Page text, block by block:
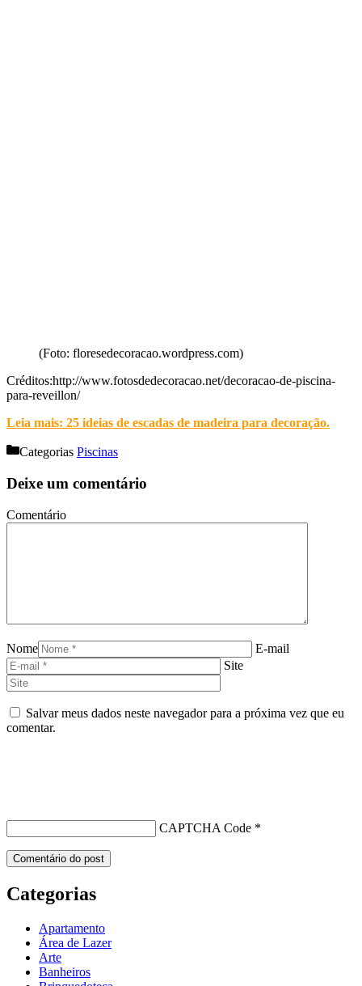
(Foto: floresedecoracao.wordpress.com)
Créditos:http://www.fotosdedecoracao.net/decoracao-de-piscina-
para-reveillon/
Leia mais: 25 ideias de escadas de madeira para decoração.
Categorias Piscinas
Deixe um comentário
Comentário
Nome
E-mail
Site
Salvar meus dados neste navegador para a próxima vez que eu
comentar.
CAPTCHA Code *
Categorias
Apartamento
Área de Lazer
Arte
Banheiros